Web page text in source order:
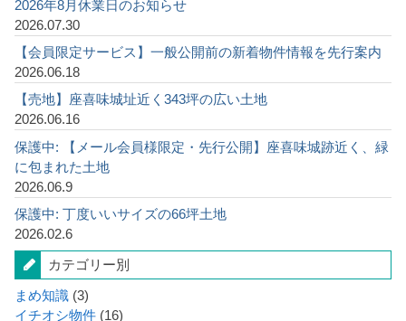
2026年8月休業日のお知らせ
2026.07.30
【会員限定サービス】一般公開前の新着物件情報を先行案内
2026.06.18
【売地】座喜味城址近く343坪の広い土地
2026.06.16
保護中: 【メール会員様限定・先行公開】座喜味城跡近く、緑
に包まれた土地
2026.06.9
保護中: 丁度いいサイズの66坪土地
2026.02.6
カテゴリー別
まめ知識 (3)
イチオシ物件 (16)